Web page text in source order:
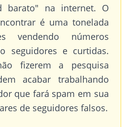
barato" na internet. O
é uma tonelada
vendendo números
seguidores e curtidas.
fizerem a pesquisa
acabar trabalhando
que fará spam em sua
de seguidores falsos.